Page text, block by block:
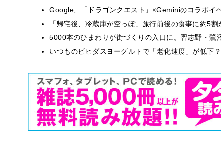
Google、「ドラゴンクエスト」×Geminiのコラボイ
「帰宅後、冷蔵庫が空っぽ」旅行前後の食事に約5
5000本のひまわりが街づくりの入口に。習志野・
いつものビヒダスヨーグルトで「老化速度」が低